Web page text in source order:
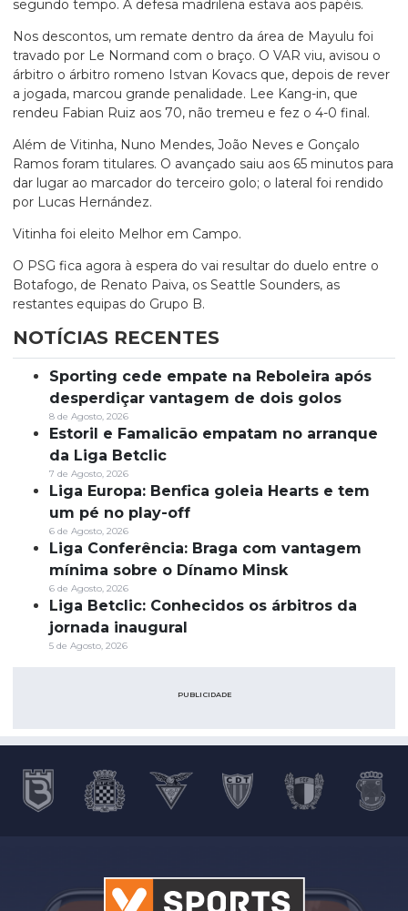
segundo tempo. A defesa madrilena estava aos papéis.
Nos descontos, um remate dentro da área de Mayulu foi
travado por Le Normand com o braço. O VAR viu, avisou o
árbitro o árbitro romeno Istvan Kovacs que, depois de rever
a jogada, marcou grande penalidade. Lee Kang-in, que
rendeu Fabian Ruiz aos 70, não tremeu e fez o 4-0 final.
Além de Vitinha, Nuno Mendes, João Neves e Gonçalo
Ramos foram titulares. O avançado saiu aos 65 minutos para
dar lugar ao marcador do terceiro golo; o lateral foi rendido
por Lucas Hernández.
Vitinha foi eleito Melhor em Campo.
O PSG fica agora à espera do vai resultar do duelo entre o
Botafogo, de Renato Paiva, os Seattle Sounders, as
restantes equipas do Grupo B.
NOTÍCIAS RECENTES
Sporting cede empate na Reboleira após
desperdiçar vantagem de dois golos
8 de Agosto, 2026
Estoril e Famalicão empatam no arranque
da Liga Betclic
7 de Agosto, 2026
Liga Europa: Benfica goleia Hearts e tem
um pé no play-off
6 de Agosto, 2026
Liga Conferência: Braga com vantagem
mínima sobre o Dínamo Minsk
6 de Agosto, 2026
Liga Betclic: Conhecidos os árbitros da
jornada inaugural
5 de Agosto, 2026
PUBLICIDADE